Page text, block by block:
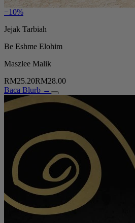
−10%
Jejak Tarbiah
Be Eshme Elohim
Maszlee Malik
RM25.20RM28.00
Baca Blurb →